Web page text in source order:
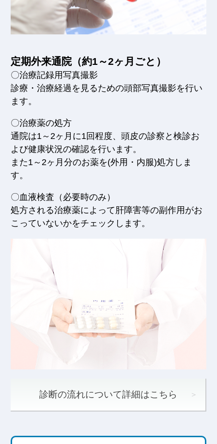
定期外来通院（約1～2ヶ月ごと）
〇治療記録用写真撮影
診療・治療経過を見るための頭部写真撮影を行い
ます。
〇治療薬の処方
通院は1～2ヶ月に1回程度、頭皮の診察と検診お
よび健康状況の確認を行います。
また1～2ヶ月分のお薬を(外用・内服)処方しま
す。
〇血液検査（必要時のみ）
処方される治療薬によって肝障害等の副作用がお
こっていないかをチェックします。
診断の流れについて詳細はこちら